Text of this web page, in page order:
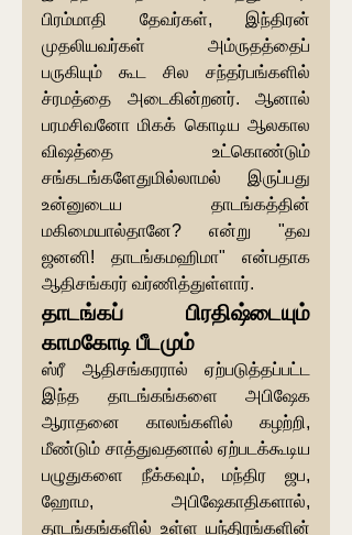
பிரம்மாதி தேவர்கள், இந்திரன்
முதலியவர்கள் அம்ருதத்தைப்
பருகியும் கூட சில சந்தர்பங்களில்
ச்ரமத்தை அடைகின்றனர். ஆனால்
பரமசிவனோ மிகக் கொடிய ஆலகால
விஷத்தை உட்கொண்டும்
சங்கடங்களேதுமில்லாமல் இருப்பது
உன்னுடைய தாடங்கத்தின்
மகிமையால்தானே? என்று "தவ
ஜனனி! தாடங்கமஹிமா" என்பதாக
ஆதிசங்கரர் வர்ணித்துள்ளார்.
தாடங்கப் பிரதிஷ்டையும்
காமகோடி பீடமும்
ஸ்ரீ ஆதிசங்கரரால் ஏற்படுத்தப்பட்ட
இந்த தாடங்கங்களை அபிஷேக
ஆராதனை காலங்களில் கழற்றி,
மீண்டும் சாத்துவதனால் ஏற்படக்கூடிய
பழுதுகளை நீக்கவும், மந்திர ஜப,
ஹோம, அபிஷேகாதிகளால்,
தாடங்கங்களில் உள்ள யந்திரங்களின்